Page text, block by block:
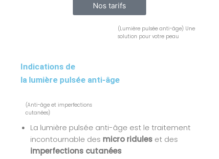
Nos tarifs
(Lumière pulsée anti-âge) Une
solution pour votre peau
Indications de
la lumière pulsée anti-âge
(Anti-âge et imperfections
cutanées)
La lumière pulsée anti-âge est le traitement
incontournable des micro ridules et des
imperfections cutanées